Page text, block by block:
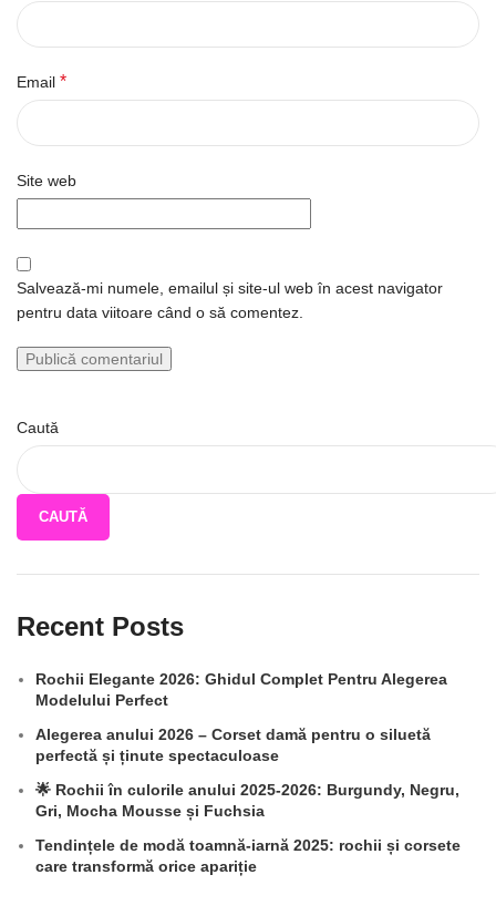
Email *
Site web
Salvează-mi numele, emailul și site-ul web în acest navigator
pentru data viitoare când o să comentez.
Caută
CAUTĂ
Recent Posts
Rochii Elegante 2026: Ghidul Complet Pentru Alegerea
Modelului Perfect
Alegerea anului 2026 – Corset damă pentru o siluetă
perfectă și ținute spectaculoase
🌟 Rochii în culorile anului 2025-2026: Burgundy, Negru,
Gri, Mocha Mousse și Fuchsia
Tendințele de modă toamnă-iarnă 2025: rochii și corsete
care transformă orice apariție